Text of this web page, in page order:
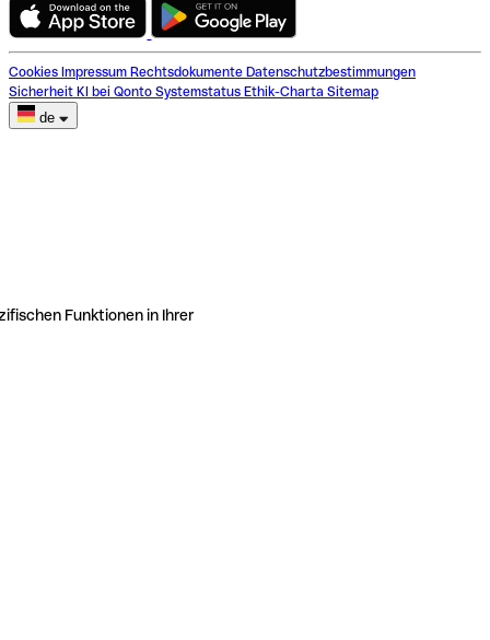
Cookies Impressum Rechtsdokumente Datenschutzbestimmungen
Sicherheit KI bei Qonto Systemstatus Ethik-Charta Sitemap
de
Funktionen in Ihrer